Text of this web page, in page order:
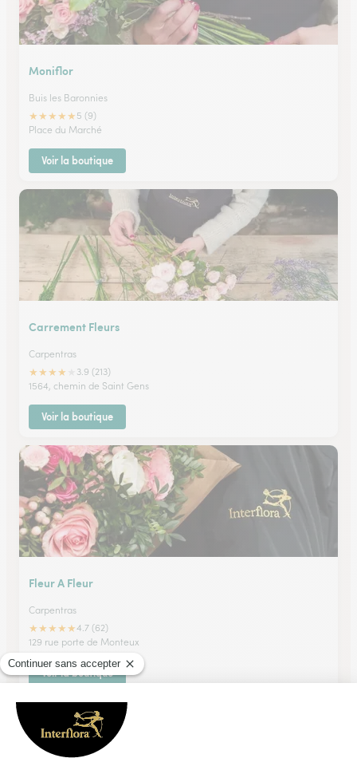
Moniflor
Buis les Baronnies
★★★★★ 5 (9)
Place du Marché
Voir la boutique
Carrement Fleurs
Carpentras
★★★★
3.9 (213)
1564, chemin de Saint Gens
Voir la boutique
Fleur A Fleur
Carpentras
★★★★★4.7 (62)
129 rue porte de Monteux
Voir la boutique